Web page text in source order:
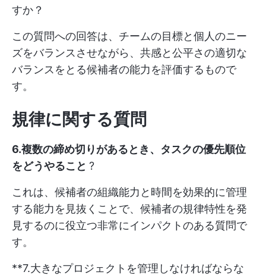
すか？
この質問への回答は、チームの目標と個人のニー
ズをバランスさせながら、共感と公平さの適切な
バランスをとる候補者の能力を評価するもので
す。
規律に関する質問
6.複数の締め切りがあるとき、タスクの優先順位
をどうやること ?
これは、候補者の組織能力と時間を効果的に管理
する能力を見抜くことで、候補者の規律特性を発
見するのに役立つ非常にインパクトのある質問で
す。
**7.大きなプロジェクトを管理しなければならな